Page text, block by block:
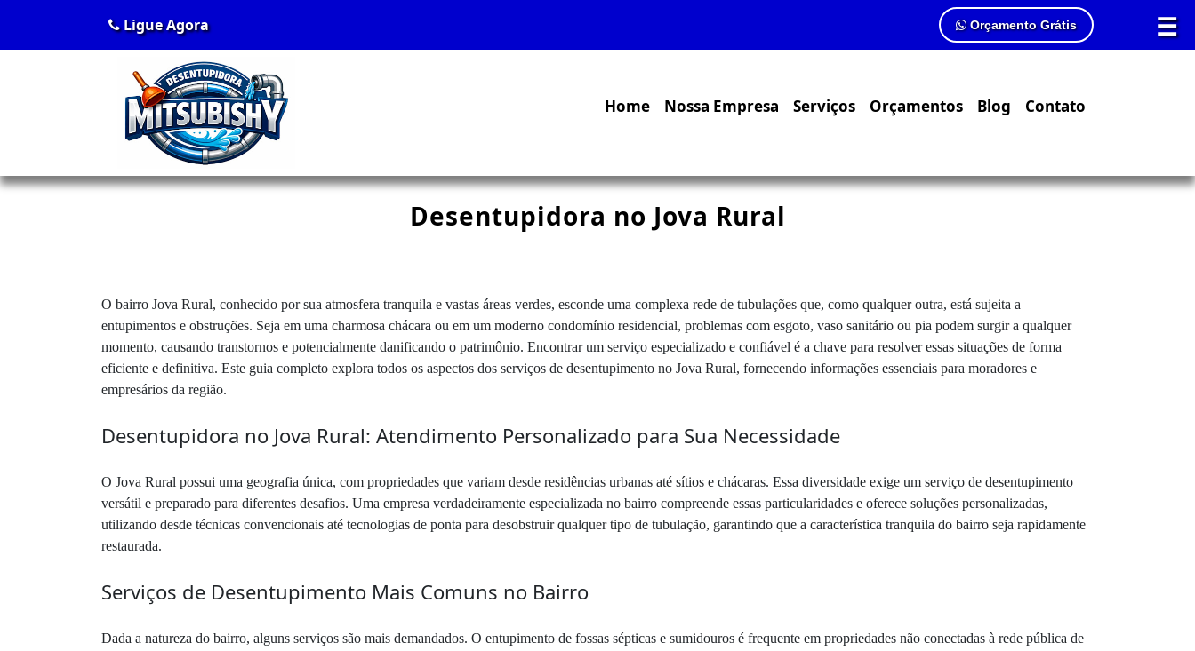
☰
Ligue Agora Orçamento Grátis
Home Nossa Empresa Serviços Orçamentos Blog Contato
Desentupidora no Jova Rural
O bairro Jova Rural, conhecido por sua atmosfera tranquila e vastas áreas verdes, esconde uma complexa rede de tubulações que, como qualquer outra, está sujeita a
entupimentos e obstruções. Seja em uma charmosa chácara ou em um moderno condomínio residencial, problemas com esgoto, vaso sanitário ou pia podem surgir a qualquer
momento, causando transtornos e potencialmente danificando o patrimônio. Encontrar um serviço especializado e confiável é a chave para resolver essas situações de forma
eficiente e definitiva. Este guia completo explora todos os aspectos dos serviços de desentupimento no Jova Rural, fornecendo informações essenciais para moradores e
empresários da região.
Desentupidora no Jova Rural: Atendimento Personalizado para Sua Necessidade
O Jova Rural possui uma geografia única, com propriedades que variam desde residências urbanas até sítios e chácaras. Essa diversidade exige um serviço de desentupimento
versátil e preparado para diferentes desafios. Uma empresa verdadeiramente especializada no bairro compreende essas particularidades e oferece soluções personalizadas,
utilizando desde técnicas convencionais até tecnologias de ponta para desobstruir qualquer tipo de tubulação, garantindo que a característica tranquila do bairro seja rapidamente
restaurada.
Serviços de Desentupimento Mais Comuns no Bairro
Dada a natureza do bairro, alguns serviços são mais demandados. O entupimento de fossas sépticas e sumidouros é frequente em propriedades não conectadas à rede pública de